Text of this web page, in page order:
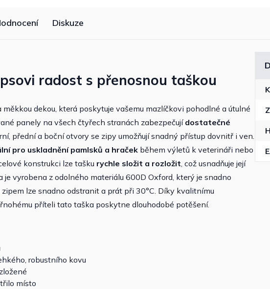
Diskuze
radost s přenosnou taškou
dekou, která poskytuje vašemu mazlíčkovi pohodlné a útulné
panely na všech čtyřech stranách zabezpečují dostatečné
přední a boční otvory se zipy umožňují snadný přístup dovnitř i ven.
pro uskladnění pamlsků a hraček během výletů k veterináři nebo
konstrukci lze tašku rychle složit a rozložit, což usnadňuje její
je vyrobena z odolného materiálu 600D Oxford, který je snadno
lze snadno odstranit a prát při 30°C. Díky kvalitnímu
příteli tato taška poskytne dlouhodobé potěšení.
robustního kovu
místo